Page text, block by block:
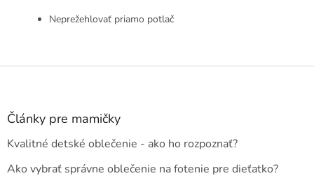
Neprežehlovať priamo potlač
Z
Články pre mamičky
Kvalitné detské oblečenie - ako ho rozpoznať?
Ako vybrať správne oblečenie na fotenie pre dieťatko?